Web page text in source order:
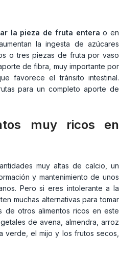
la pieza de fruta entera o en
la ingesta de azúcares
o tres piezas de fruta por vaso
de fibra, muy importante por
favorece el tránsito intestinal.
para un completo aporte de
muy ricos en
muy altas de calcio, un
y mantenimiento de unos
Pero si eres intolerante a la
muchas alternativas para tomar
de otros alimentos ricos en este
de avena, almendra, arroz
verde, el mijo y los frutos secos,